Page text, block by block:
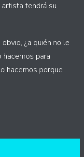
tendrá su
¿a quién no le
hacemos para
hacemos porque